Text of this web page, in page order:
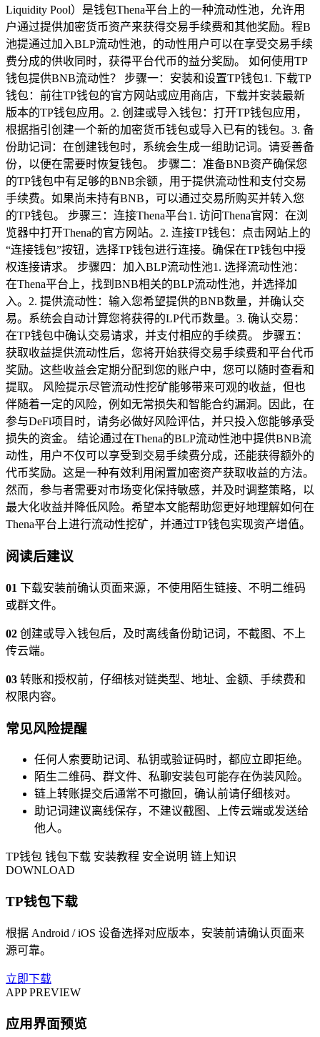
Liquidity Pool）是钱包Thena平台上的一种流动性池，允许用
户通过提供加密货币资产来获得交易手续费和其他奖励。程B
池提通过加入BLP流动性池，的动性用户可以在享受交易手续
费分成的供收同时，获得平台代币的益分奖励。 如何使用TP
钱包提供BNB流动性？ 步骤一：安装和设置TP钱包1. 下载TP
钱包：前往TP钱包的官方网站或应用商店，下载并安装最新
版本的TP钱包应用。2. 创建或导入钱包：打开TP钱包应用，
根据指引创建一个新的加密货币钱包或导入已有的钱包。3. 备
份助记词：在创建钱包时，系统会生成一组助记词。请妥善备
份，以便在需要时恢复钱包。 步骤二：准备BNB资产确保您
的TP钱包中有足够的BNB余额，用于提供流动性和支付交易
手续费。如果尚未持有BNB，可以通过交易所购买并转入您
的TP钱包。 步骤三：连接Thena平台1. 访问Thena官网：在浏
览器中打开Thena的官方网站。2. 连接TP钱包：点击网站上的
“连接钱包”按钮，选择TP钱包进行连接。确保在TP钱包中授
权连接请求。 步骤四：加入BLP流动性池1. 选择流动性池：
在Thena平台上，找到BNB相关的BLP流动性池，并选择加
入。2. 提供流动性：输入您希望提供的BNB数量，并确认交
易。系统会自动计算您将获得的LP代币数量。3. 确认交易：
在TP钱包中确认交易请求，并支付相应的手续费。 步骤五：
获取收益提供流动性后，您将开始获得交易手续费和平台代币
奖励。这些收益会定期分配到您的账户中，您可以随时查看和
提取。 风险提示尽管流动性挖矿能够带来可观的收益，但也
伴随着一定的风险，例如无常损失和智能合约漏洞。因此，在
参与DeFi项目时，请务必做好风险评估，并只投入您能够承受
损失的资金。 结论通过在Thena的BLP流动性池中提供BNB流
动性，用户不仅可以享受到交易手续费分成，还能获得额外的
代币奖励。这是一种有效利用闲置加密资产获取收益的方法。
然而，参与者需要对市场变化保持敏感，并及时调整策略，以
最大化收益并降低风险。希望本文能帮助您更好地理解如何在
Thena平台上进行流动性挖矿，并通过TP钱包实现资产增值。
阅读后建议
01 下载安装前确认页面来源，不使用陌生链接、不明二维码
或群文件。
02 创建或导入钱包后，及时离线备份助记词，不截图、不上
传云端。
03 转账和授权前，仔细核对链类型、地址、金额、手续费和
权限内容。
常见风险提醒
任何人索要助记词、私钥或验证码时，都应立即拒绝。
陌生二维码、群文件、私聊安装包可能存在伪装风险。
链上转账提交后通常不可撤回，确认前请仔细核对。
助记词建议离线保存，不建议截图、上传云端或发送给
他人。
TP钱包 钱包下载 安装教程 安全说明 链上知识
DOWNLOAD
TP钱包下载
根据 Android / iOS 设备选择对应版本，安装前请确认页面来
源可靠。
立即下载
APP PREVIEW
应用界面预览